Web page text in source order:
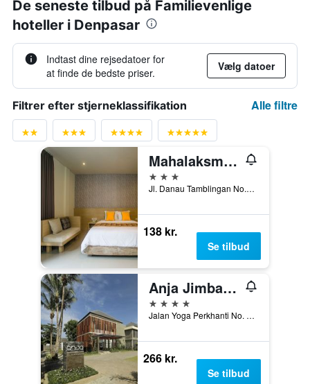
De seneste tilbud på Familievenlige
hoteller i Denpasar
Indtast dine rejsedatoer for
at finde de bedste priser.
Vælg datoer
Filtrer efter stjerneklassifikation Alle filtre
Mahalaksmi Boutique Hotel
3 stjerner
Jl. Danau Tamblingan No.105, Sanur, Denpasar, Indonesien
138 kr.
Se tilbud
Anja Jimbaran
4 stjerner
Jalan Yoga Perkhanti No. 2, Denpasar, Indonesien
266 kr.
Se tilbud